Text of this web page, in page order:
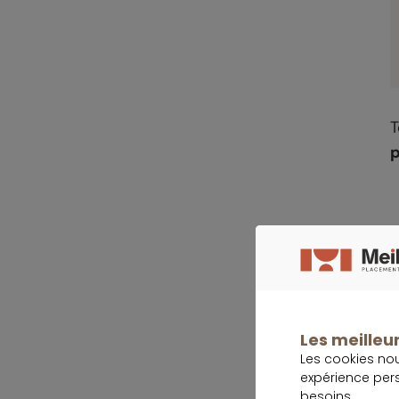
Les
Les cookies
expérience